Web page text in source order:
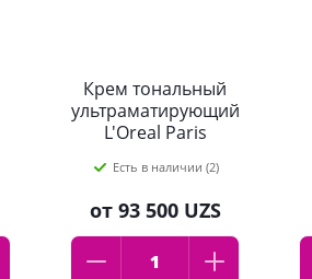
Крем тональный
ультраматирующий
L'Oreal Paris
оттенок:155,
натурально-
розовый, 30мл
Есть в наличии (2)
от 93 500 UZS